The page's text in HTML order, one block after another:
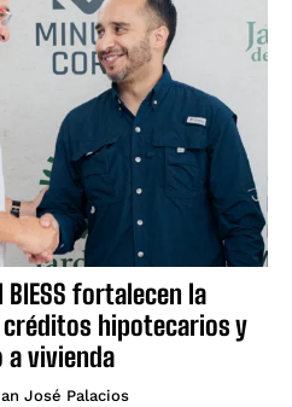
fortalecen la
hipotecarios y
a vivienda
José Palacios